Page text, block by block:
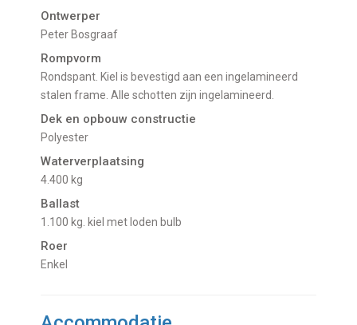
Ontwerper
Peter Bosgraaf
Rompvorm
Rondspant. Kiel is bevestigd aan een ingelamineerd
stalen frame. Alle schotten zijn ingelamineerd.
Dek en opbouw constructie
Polyester
Waterverplaatsing
4.400 kg
Ballast
1.100 kg. kiel met loden bulb
Roer
Enkel